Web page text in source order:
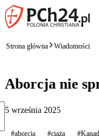
Strona główna Wiadomości
Aborcja nie
5 września 2025
#aborcja #ciąża